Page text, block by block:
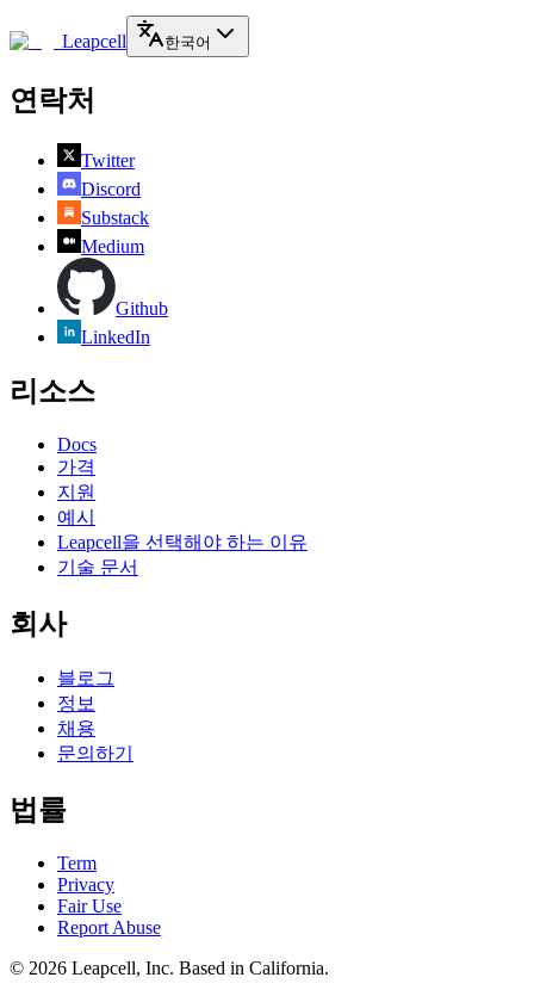
Leapcell 한국어
연락처
Twitter
Discord
Substack
Medium
Github
LinkedIn
리소스
Docs
가격
지원
예시
Leapcell을 선택해야 하는 이유
기술 문서
회사
블로그
정보
채용
문의하기
법률
Term
Privacy
Fair Use
Report Abuse
© 2026 Leapcell, Inc. Based in California.